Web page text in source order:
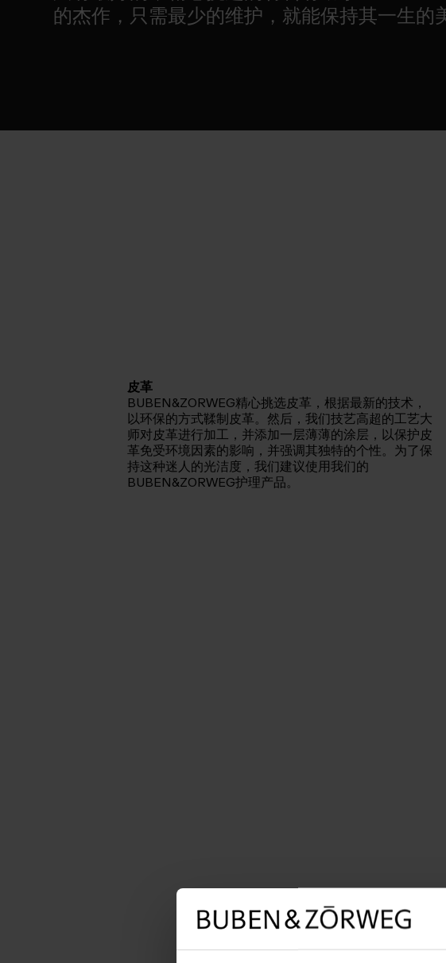
的杰作，只需最少的维护，就能保持其一生的
皮革
BUBEN&ZORWEG精心挑选皮革，根据最新的技术，
以环保的方式鞣制皮革。然后，我们技艺高超的工艺大
师对皮革进行加工，并添加一层薄薄的涂层，以保护皮
革免受环境因素的影响，并强调其独特的个性。为了保
持这种迷人的光洁度，我们建议使用我们的
BUBEN&ZORWEG护理产品。